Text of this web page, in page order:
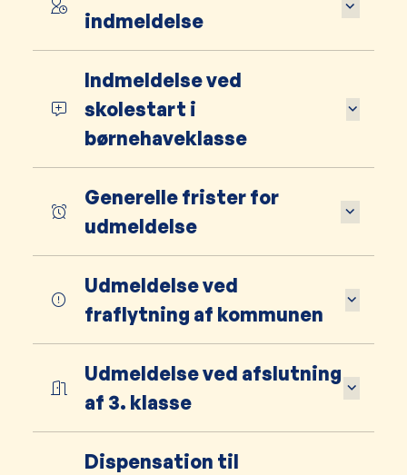
indmeldelse
Indmeldelse ved
skolestart i
børnehaveklasse
Generelle frister for
udmeldelse
Udmeldelse ved
fraflytning af kommunen
Udmeldelse ved afslutning
af 3. klasse
Dispensation til